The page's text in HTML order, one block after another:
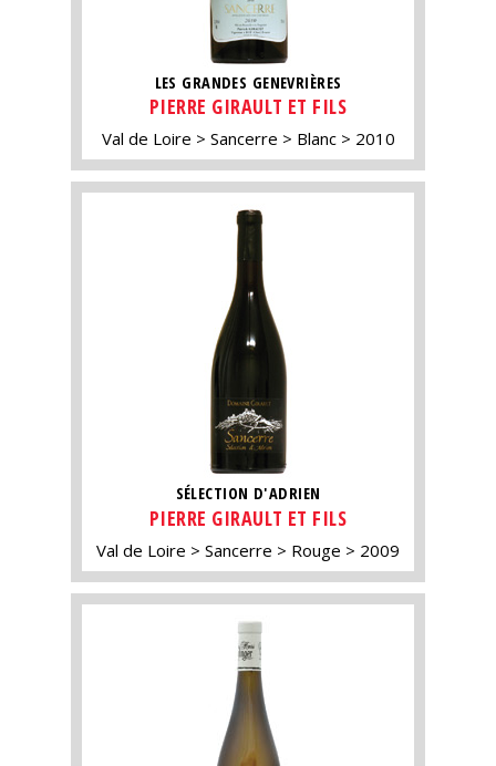
LES GRANDES GENEVRIÈRES
PIERRE GIRAULT ET FILS
Val de Loire Sancerre Blanc 2010
SÉLECTION D'ADRIEN
PIERRE GIRAULT ET FILS
Val de Loire Sancerre Rouge 2009